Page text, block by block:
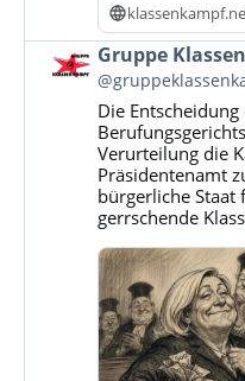
Beitrag
von
Gruppe
Klassenkampf
Bluesky
ansehen
Gruppe
Die
Verurteilung die
Präsidentenamt
bürgerliche
gerrschende